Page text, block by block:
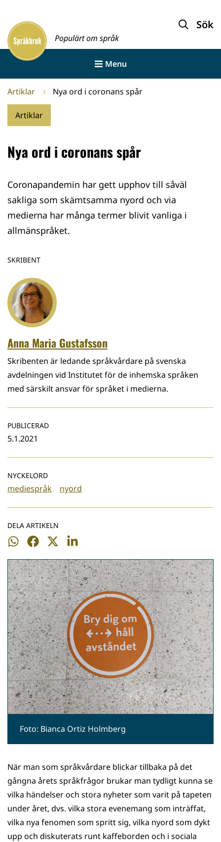
innehållet
Framsida
Populärt om språk
Sök
Menu
Artiklar Nya ord i coronans spår
Artiklar
Nya ord i coronans spår
Coronapandemin har gett upphov till såväl
sakliga som skämtsamma nyord och via
medierna har många termer blivit vanliga i
allmänspråket.
SKRIBENT
Anna Maria Gustafsson
Skribenten är ledande språkvårdare på svenska
avdelningen vid Institutet för de inhemska språken
med särskilt ansvar för språket i medierna.
PUBLICERAD
5.1.2021
NYCKELORD
mediespråk nyord
DELA ARTIKELN
Dela
WhatsApp
Dela
Facebook
Dela
Twitter
Dela
LinkedIn
Foto: Bianca Ortiz Holmberg
När man som språkvårdare blickar tillbaka på det
gångna årets språkfrågor brukar man tydligt kunna se
vilka händelser och stora nyheter som varit på tapeten
under året, dvs. vilka stora evenemang som inträffat,
vilka nya fenomen som spritt sig, vilka nyord som dykt
upp och diskuterats runt kaffeborden och i sociala